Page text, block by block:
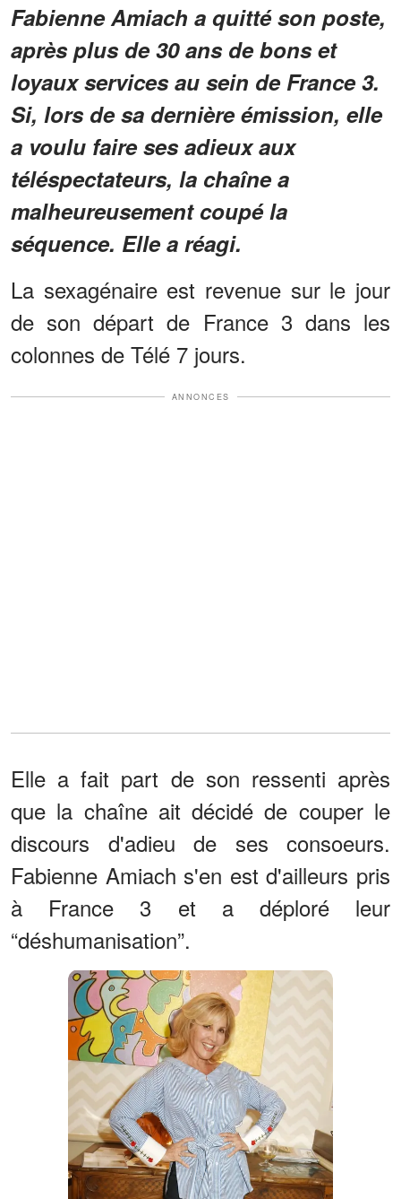
Fabienne Amiach a quitté son poste,
après plus de 30 ans de bons et
loyaux services au sein de France 3.
Si, lors de sa dernière émission, elle
a voulu faire ses adieux aux
téléspectateurs, la chaîne a
malheureusement coupé la
séquence. Elle a réagi.
La sexagénaire est revenue sur le jour
de son départ de France 3 dans les
colonnes de Télé 7 jours.
ANNONCES
Elle a fait part de son ressenti après
que la chaîne ait décidé de couper le
discours d'adieu de ses consoeurs.
Fabienne Amiach s'en est d'ailleurs pris
à France 3 et a déploré leur
“déshumanisation”.